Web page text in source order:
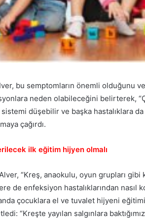
bu semptomların önemli olduğunu
neden olabileceğini belirterek,
sistemi düşebilir ve başka hastalıklara
çağırdı.
ilk eğitim hijyen olmalı
“Kreş, anaokulu, oyun grupları
de enfeksiyon hastalıklarından nasıl
çocuklara el ve tuvalet hijyeni
“Kreşte yayılan salgınlara